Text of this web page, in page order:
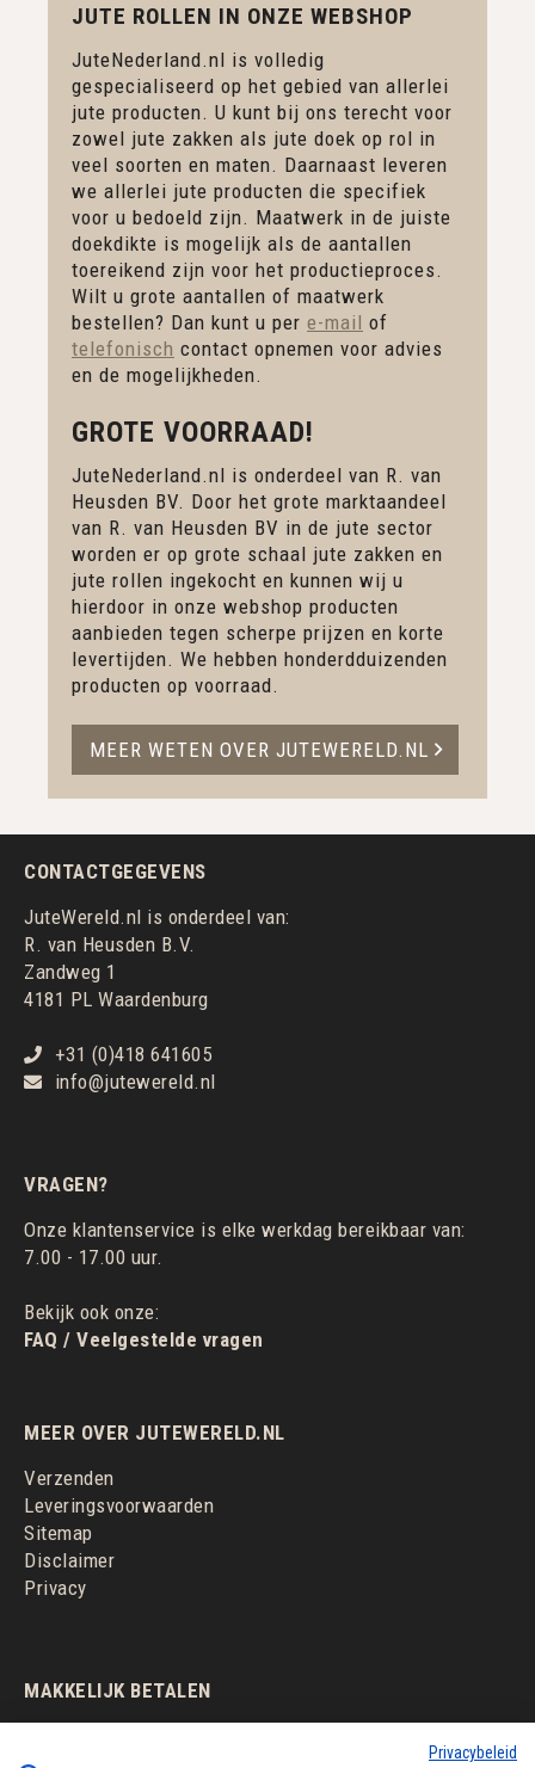
JUTE ROLLEN IN ONZE WEBSHOP
JuteNederland.nl is volledig
gespecialiseerd op het gebied van allerlei
jute producten. U kunt bij ons terecht voor
zowel jute zakken als jute doek op rol in
veel soorten en maten. Daarnaast leveren
we allerlei jute producten die specifiek
voor u bedoeld zijn. Maatwerk in de juiste
doekdikte is mogelijk als de aantallen
toereikend zijn voor het productieproces.
Wilt u grote aantallen of maatwerk
bestellen? Dan kunt u per e-mail of
telefonisch contact opnemen voor advies
en de mogelijkheden.
GROTE VOORRAAD!
JuteNederland.nl is onderdeel van R. van
Heusden BV. Door het grote marktaandeel
van R. van Heusden BV in de jute sector
worden er op grote schaal jute zakken en
jute rollen ingekocht en kunnen wij u
hierdoor in onze webshop producten
aanbieden tegen scherpe prijzen en korte
levertijden. We hebben honderdduizenden
producten op voorraad.
MEER WETEN OVER JUTEWERELD.NL
CONTACTGEGEVENS
JuteWereld.nl is onderdeel van:
R. van Heusden B.V.
Zandweg 1
4181 PL Waardenburg
+31 (0)418 641605
info@jutewereld.nl
VRAGEN?
Onze klantenservice is elke werkdag bereikbaar van:
7.00 - 17.00 uur.
Bekijk ook onze:
FAQ / Veelgestelde vragen
MEER OVER JUTEWERELD.NL
Verzenden
Leveringsvoorwaarden
Sitemap
Disclaimer
Privacy
MAKKELIJK BETALEN
Privacybeleid